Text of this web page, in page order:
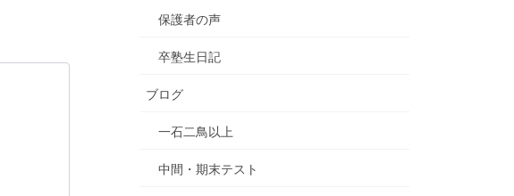
保護者の声
卒塾生日記
ブログ
一石二鳥以上
中間・期末テスト